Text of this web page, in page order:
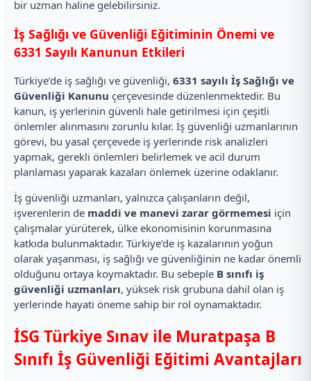
bir uzman haline gelebilirsiniz.
İş Sağlığı ve Güvenliği Eğitiminin Önemi ve
6331 Sayılı Kanunun Etkileri
Türkiye’de iş sağlığı ve güvenliği, 6331 sayılı İş Sağlığı ve
Güvenliği Kanunu çerçevesinde düzenlenmektedir. Bu
kanun, iş yerlerinin güvenli hale getirilmesi için çeşitli
önlemler alınmasını zorunlu kılar. İş güvenliği uzmanlarının
görevi, bu yasal çerçevede iş yerlerinde risk analizleri
yapmak, gerekli önlemleri belirlemek ve acil durum
planlaması yaparak kazaları önlemek üzerine odaklanır.
İş güvenliği uzmanları, yalnızca çalışanların değil,
işverenlerin de maddi ve manevi zarar görmemesi için
çalışmalar yürüterek, ülke ekonomisinin korunmasına
katkıda bulunmaktadır. Türkiye’de iş kazalarının yoğun
olarak yaşanması, iş sağlığı ve güvenliğinin ne kadar önemli
olduğunu ortaya koymaktadır. Bu sebeple B sınıfı iş
güvenliği uzmanları, yüksek risk grubuna dahil olan iş
yerlerinde hayati öneme sahip bir rol oynamaktadır.
İSG Türkiye Sınav ile Muratpaşa B
Sınıfı İş Güvenliği Eğitimi Avantajları